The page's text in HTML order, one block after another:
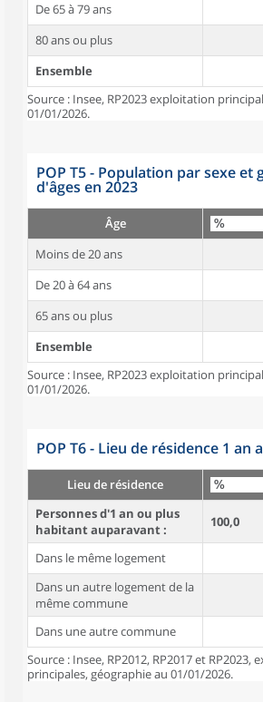
De 65 à 79 ans
80 ans ou plus
Ensemble
Source : Insee, RP2023 exploitation
01/01/2026.
POP T5 - Population par sexe et
d'âges en 2023
Âge
Moins de 20 ans
De 20 à 64 ans
65 ans ou plus
Ensemble
Source : Insee, RP2023 exploitation
01/01/2026.
POP T6 - Lieu de résidence 1 an
Lieu de résidence
Personnes d'1 an ou plus
habitant auparavant :
100,0
Dans le même logement
Dans un autre logement de la
même commune
Dans une autre commune
Source : Insee, RP2012, RP2017 et RP2023,
principales, géographie au 01/01/2026.